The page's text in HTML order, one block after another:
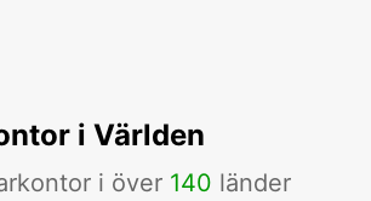
i Världen
i över 140 länder